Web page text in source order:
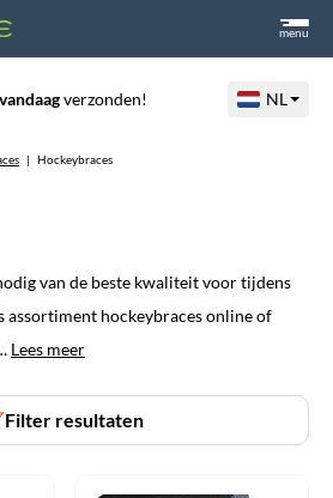
menu
vandaagverzonden! NL
| Hockeybraces
van de beste kwaliteit voor tijdens
assortiment hockeybraces online of
Lees meer
Filter resultaten